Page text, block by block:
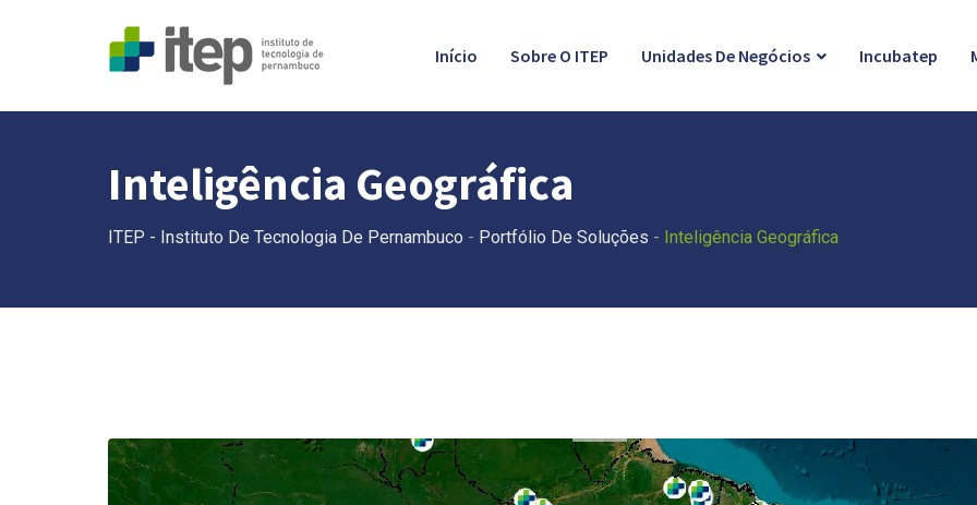
Início Sobre O ITEP Unidades De Negócios Incubatep
Inteligência Geográfica
ITEP - Instituto De Tecnologia De Pernambuco - Portfólio De Soluções - Inteligência Geográfica